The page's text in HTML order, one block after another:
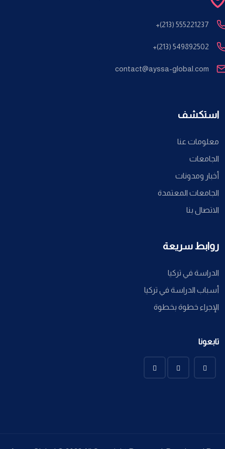
+(213) 555221237
+(213) 549892502
contact@ayssa-global.com
استكشف
معلومات عنا
الجامعات
أخبار ومدونات
الجامعات المعتمدة
الاتصال بنا
روابط سريعة
الدراسة في تركيا
أسباب الدراسة في تركيا
الإجراء خطوة بخطوة
تابعونا